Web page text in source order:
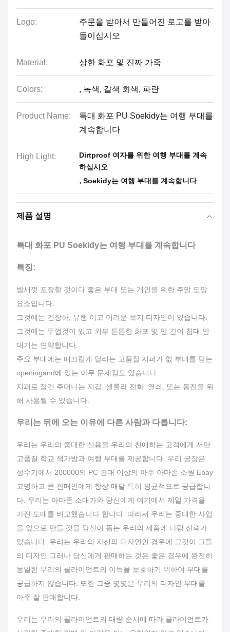
Logo:
주문을 받아서 만들어진 로고를 받아
들이십시오
Material: 상한 화포 및 진짜 가죽
Colors: , 녹색, 갈색 회색, 파란
Product Name:
특대 화포 PU Soekidy는 여행 부대를
계속합니다
High Light:
Dirtproof 여자를 위한 여행 부대를 계속
하십시오
, Soekidy는 여행 부대를 계속합니다
제품 설명
특대 화포 PU Soekidy는 여행 부대를 계속합니다
특징:
밤새껏 포장할 것이다 좋은 부대 또는 개인을 위한 주말 도망
요소입니다.
그것에는 건장하, 유행 이고 어려운 보기 디자인이 있습니다.
그것에는 두껍것이 있고 외부 튼튼한 화포 및 안 간이 침대 안
대기는 연약합니다.
주요 부대에는 매끄럽게 달리는 고품질 지퍼가 없 부대를 닫는
openingand에 있는 아무 문제점도 있습니다.
지퍼로 잠긴 주머니는 지갑, 셀룰라 전화, 열쇠, 또는 동전을 위
해 사용될 수 있습니다.
우리는 뒤에 오는 이유에 다른 사람과 다릅니다:
우리는 우리의 중대한 신용을 우리의 친애하는 고객에게 서만
고품질 학교 책가방과 여행 부대를 제공합니다. 우리 공장은
성수기에서 200000의 PC 판매 이상의 아주 아마존 소원 Ebay
고명하고 큰 판매인에게 항상 매달 특히 평균적으로 공급합니
다. 우리는 아마존 소매가와 당신에게 여기에서 제일 가격을
가진 도매를 비교했습니다 합니다. 따라서 우리는 중대한 사업
을 앞으로 만들 것을 당신이 돕는 우리의 제품에 다량 신뢰가
있습니다. 우리는 우리의 자신의 디자인인 경우에 그것이 그들
의 디자인 그러나 당신에게 판매하는 것은 좋은 경우에 완전히
동일한 우리의 클라이언트의 이득을 보호하기 위하여 부대를
공급하지 않습니다. 또한 그중 몇몇은 우리의 디자인 부대를
아주 잘 판매합니다.
우리는 우리의 클라이언트의 대량 순서에 따라 클라이언트가